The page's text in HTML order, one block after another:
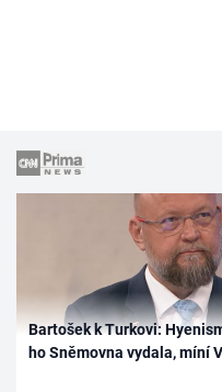
Bartošek k Turkovi:
ho Sněmovna vydala, míní